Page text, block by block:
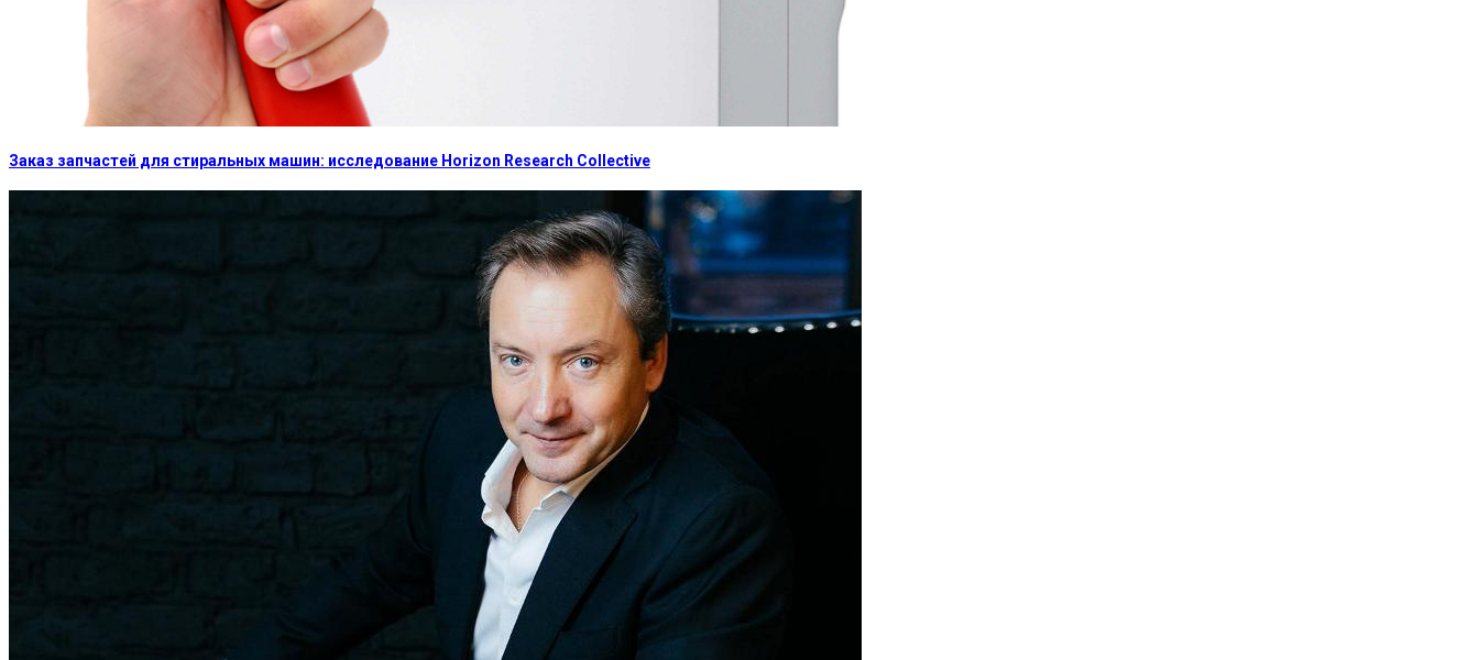
Заказ запчастей для стиральных машин: исследование Horizon Research Collective